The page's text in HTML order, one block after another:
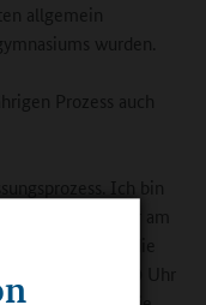
allgemein
wurden.
Prozess auch
Ich bin
weiter am
möchten, dass die
und um 15.20 Uhr